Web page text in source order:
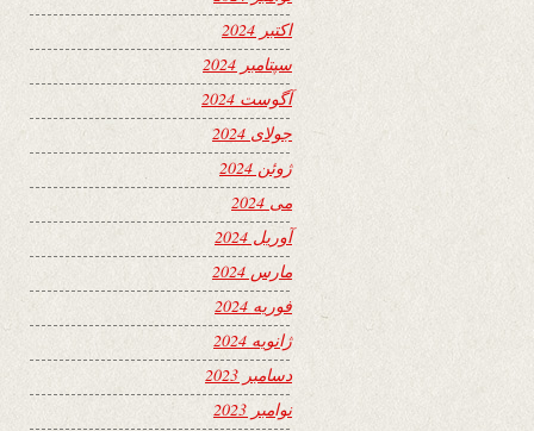
اکتبر 2024
سپتامبر 2024
آگوست 2024
جولای 2024
ژوئن 2024
می 2024
آوریل 2024
مارس 2024
فوریه 2024
ژانویه 2024
دسامبر 2023
نوامبر 2023